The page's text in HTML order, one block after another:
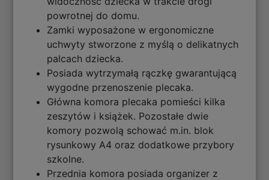
powrotnej do domu.
Zamki wyposażone w ergonomiczne
uchwyty stworzone z myślą o delikatnych
palcach dziecka.
Posiada wytrzymałą rączkę gwarantującą
wygodne przenoszenie plecaka.
Główna komora plecaka pomieści kilka
zeszytów i książek. Pozostałe dwie
komory pozwolą schować m.in. blok
rysunkowy A4 oraz dodatkowe przybory
szkolne.
Przednia komora posiada organizer z